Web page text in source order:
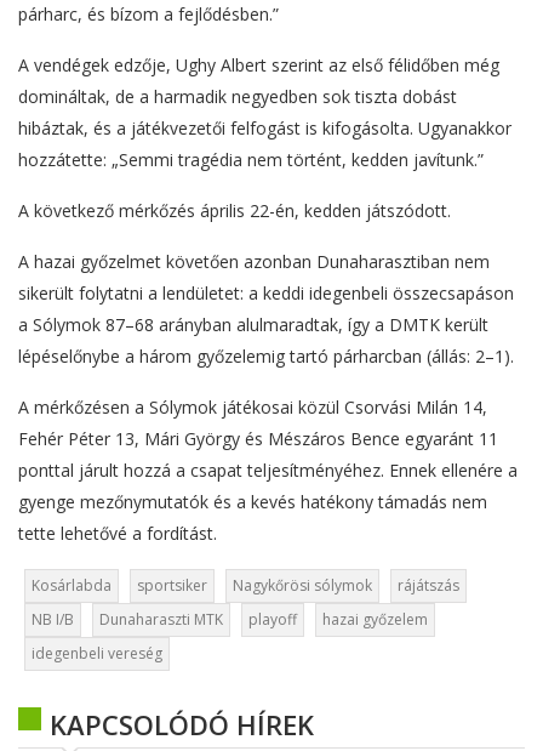
párharc, és bízom a fejlődésben.”
A vendégek edzője, Ughy Albert szerint az első félidőben még
domináltak, de a harmadik negyedben sok tiszta dobást
hibáztak, és a játékvezetői felfogást is kifogásolta. Ugyanakkor
hozzátette: „Semmi tragédia nem történt, kedden javítunk.”
A következő mérkőzés április 22-én, kedden játszódott.
A hazai győzelmet követően azonban Dunaharasztiban nem
sikerült folytatni a lendületet: a keddi idegenbeli összecsapáson
a Sólymok 87–68 arányban alulmaradtak, így a DMTK került
lépéselőnybe a három győzelemig tartó párharcban (állás: 2–1).
A mérkőzésen a Sólymok játékosai közül Csorvási Milán 14,
Fehér Péter 13, Mári György és Mészáros Bence egyaránt 11
ponttal járult hozzá a csapat teljesítményéhez. Ennek ellenére a
gyenge mezőnymutatók és a kevés hatékony támadás nem
tette lehetővé a fordítást.
Kosárlabda sportsiker Nagykőrösi sólymok
rájátszás
NB I/B
Dunaharaszti MTK playoff
hazai győzelem
idegenbeli vereség
KAPCSOLÓDÓ HÍREK